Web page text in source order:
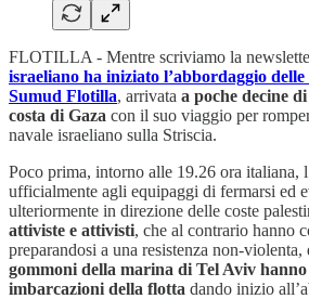
FLOTILLA - Mentre scriviamo la
israeliano ha iniziato l’abbordaggio
Sumud Flotilla, arrivata a poche decine
costa di Gaza con il suo viaggio per
navale israeliano sulla Striscia.
Poco prima, intorno alle 19.26 ora italiana,
ufficialmente agli equipaggi di fermarsi ed
ulteriormente in direzione delle coste
attiviste e attivisti, che al contrario hanno
preparandosi a una resistenza non-violenta,
gommoni della marina di Tel Aviv
imbarcazioni della flotta dando inizio